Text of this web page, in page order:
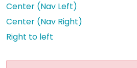
Center (Nav Left)
Center (Nav Right)
Right to left